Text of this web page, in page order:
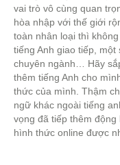
vai trò vô cùng quan
hòa nhập với thế giới
toàn nhân loại thì
tiếng Anh giao tiếp,
chuyên ngành… Hãy
thêm tiếng Anh cho
thức của mình. Thậm
ngữ khác ngoài tiếng
vọng đã tiếp thêm
hình thức online được